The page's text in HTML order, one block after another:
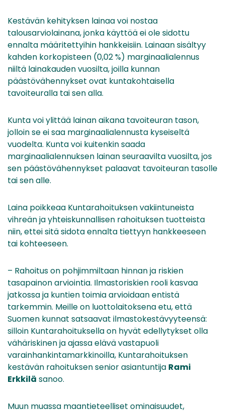
Kestävän kehityksen lainaa voi nostaa
talousarviolainana, jonka käyttöä ei ole sidottu
ennalta määritettyihin hankkeisiin. Lainaan sisältyy
kahden korkopisteen (0,02 %) marginaalialennus
niiltä lainakauden vuosilta, joilla kunnan
päästövähennykset ovat kuntakohtaisella
tavoiteuralla tai sen alla.
Kunta voi ylittää lainan aikana tavoiteuran tason,
jolloin se ei saa marginaalialennusta kyseiseltä
vuodelta. Kunta voi kuitenkin saada
marginaalialennuksen lainan seuraavilta vuosilta, jos
sen päästövähennykset palaavat tavoiteuran tasolle
tai sen alle.
Laina poikkeaa Kuntarahoituksen vakiintuneista
vihreän ja yhteiskunnallisen rahoituksen tuotteista
niin, ettei sitä sidota ennalta tiettyyn hankkeeseen
tai kohteeseen.
– Rahoitus on pohjimmiltaan hinnan ja riskien
tasapainon arviointia. Ilmastoriskien rooli kasvaa
jatkossa ja kuntien toimia arvioidaan entistä
tarkemmin. Meille on luottolaitoksena etu, että
Suomen kunnat satsaavat ilmastokestävyyteensä:
silloin Kuntarahoituksella on hyvät edellytykset olla
vähäriskinen ja ajassa elävä vastapuoli
varainhankintamarkkinoilla, Kuntarahoituksen
kestävän rahoituksen senior asiantuntija Rami
Erkkilä sanoo.
Muun muassa maantieteelliset ominaisuudet,